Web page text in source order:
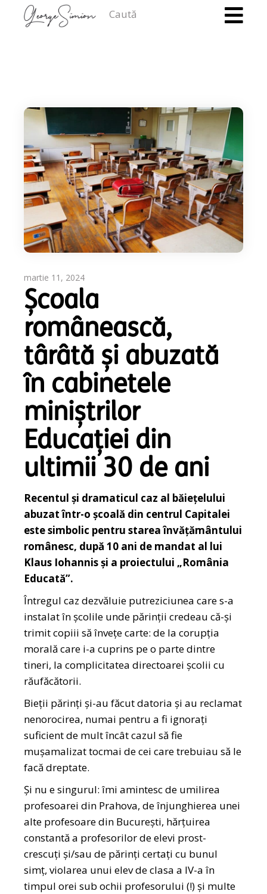
martie 11, 2024
Școala
românească,
târâtă și abuzată
în cabinetele
miniștrilor
Educației din
ultimii 30 de ani
Recentul și dramaticul caz al băiețelului
abuzat într-o școală din centrul Capitalei
este simbolic pentru starea învățământului
românesc, după 10 ani de mandat al lui
Klaus Iohannis și a proiectului „România
Educată”.
Întregul caz dezvăluie putreziciunea care s-a
instalat în școlile unde părinții credeau că-și
trimit copiii să învețe carte: de la corupția
morală care i-a cuprins pe o parte dintre
tineri, la complicitatea directoarei școlii cu
răufăcătorii.
Bieții părinți și-au făcut datoria și au reclamat
nenorocirea, numai pentru a fi ignorați
suficient de mult încât cazul să fie
mușamalizat tocmai de cei care trebuiau să le
facă dreptate.
Și nu e singurul: îmi amintesc de umilirea
profesoarei din Prahova, de înjunghierea unei
alte profesoare din București, hărțuirea
constantă a profesorilor de elevi prost-
crescuți și/sau de părinți certați cu bunul
simț, violarea unui elev de clasa a IV-a în
timpul orei sub ochii profesorului (!) și multe